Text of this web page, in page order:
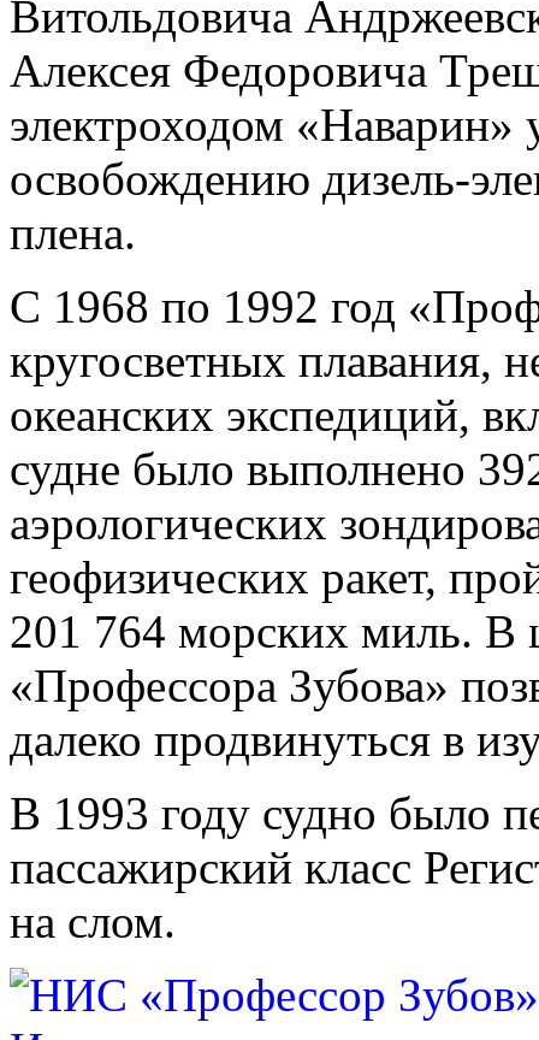
Витольдовича
Алексея Федоровича
электроходом «Наварин»
освобождению дизель-
плена.
С 1968 по 1992 год
кругосветных плавания,
океанских экспедиций,
судне было выполнено
аэрологических
геофизических ракет,
201 764 морских миль. В
«Профессора Зубова»
далеко продвинуться в
В 1993 году судно было
пассажирский класс
на слом.